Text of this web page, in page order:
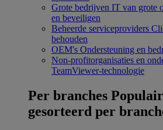
Grote bedrijven IT van grote
en beveiligen
Beheerde serviceproviders
behouden
OEM's Ondersteuning en
Non-profitorganisaties en
TeamViewer-technologie
Per branches
gesorteerd per